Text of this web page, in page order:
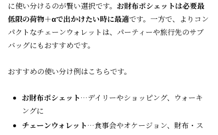
に使い分けるのが賢い選択です。 お財布ポシェットは必要最
低限の荷物＋αで出かけたい時に最適です。一方で、よりコン
パクトなチェーンウォレットは、パーティーや旅行先のサブ
バッグにもおすすめです。
おすすめの使い分け例はこちらです。
お財布ポシェット…デイリーやショッピング、ウォーキ
ングに
チェーンウォレット…食事会やオケージョン、財布・ス